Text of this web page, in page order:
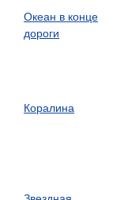
Океан в конце
дороги
Коралина